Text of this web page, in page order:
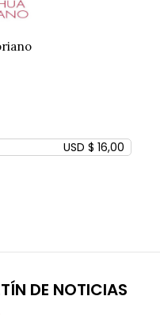
USD $ 16,00
DE NOTICIAS